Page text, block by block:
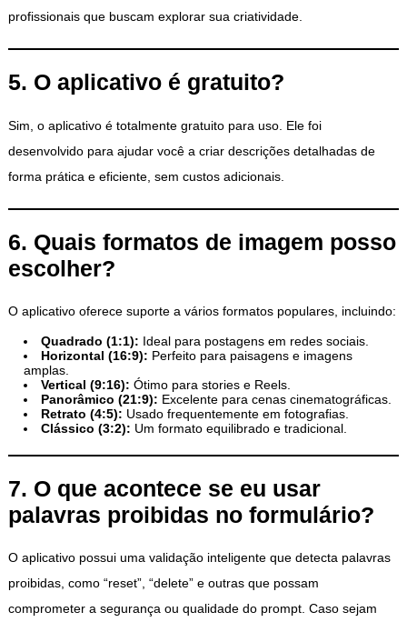
profissionais que buscam explorar sua criatividade.
5. O aplicativo é gratuito?
Sim, o aplicativo é totalmente gratuito para uso. Ele foi
desenvolvido para ajudar você a criar descrições detalhadas de
forma prática e eficiente, sem custos adicionais.
6. Quais formatos de imagem posso
escolher?
O aplicativo oferece suporte a vários formatos populares, incluindo:
Quadrado (1:1): Ideal para postagens em redes sociais.
Horizontal (16:9): Perfeito para paisagens e imagens
amplas.
Vertical (9:16): Ótimo para stories e Reels.
Panorâmico (21:9): Excelente para cenas cinematográficas.
Retrato (4:5): Usado frequentemente em fotografias.
Clássico (3:2): Um formato equilibrado e tradicional.
7. O que acontece se eu usar
palavras proibidas no formulário?
O aplicativo possui uma validação inteligente que detecta palavras
proibidas, como “reset”, “delete” e outras que possam
comprometer a segurança ou qualidade do prompt. Caso sejam